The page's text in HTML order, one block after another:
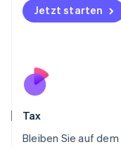
Jetzt starten
Tax
Bleiben Sie auf
English
Österreich
Portugal
Português
Schweden